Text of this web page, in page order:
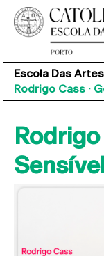
Escola Das Artes
Rodrigo Cass ·